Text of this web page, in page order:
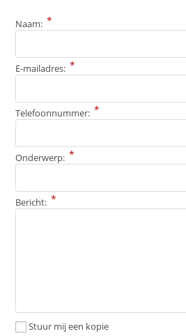
Naam: *
E-mailadres: *
Telefoonnummer: *
Onderwerp: *
Bericht: *
Stuur mij een kopie